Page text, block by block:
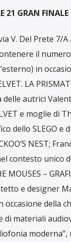
21 GRAN
V. Del Prete 7/A
il
in
LA
autrici
e moglie di
dello SLEGO e di
NEST;
contesto unico
MOUSES –
e designer
occasione della
di materiali